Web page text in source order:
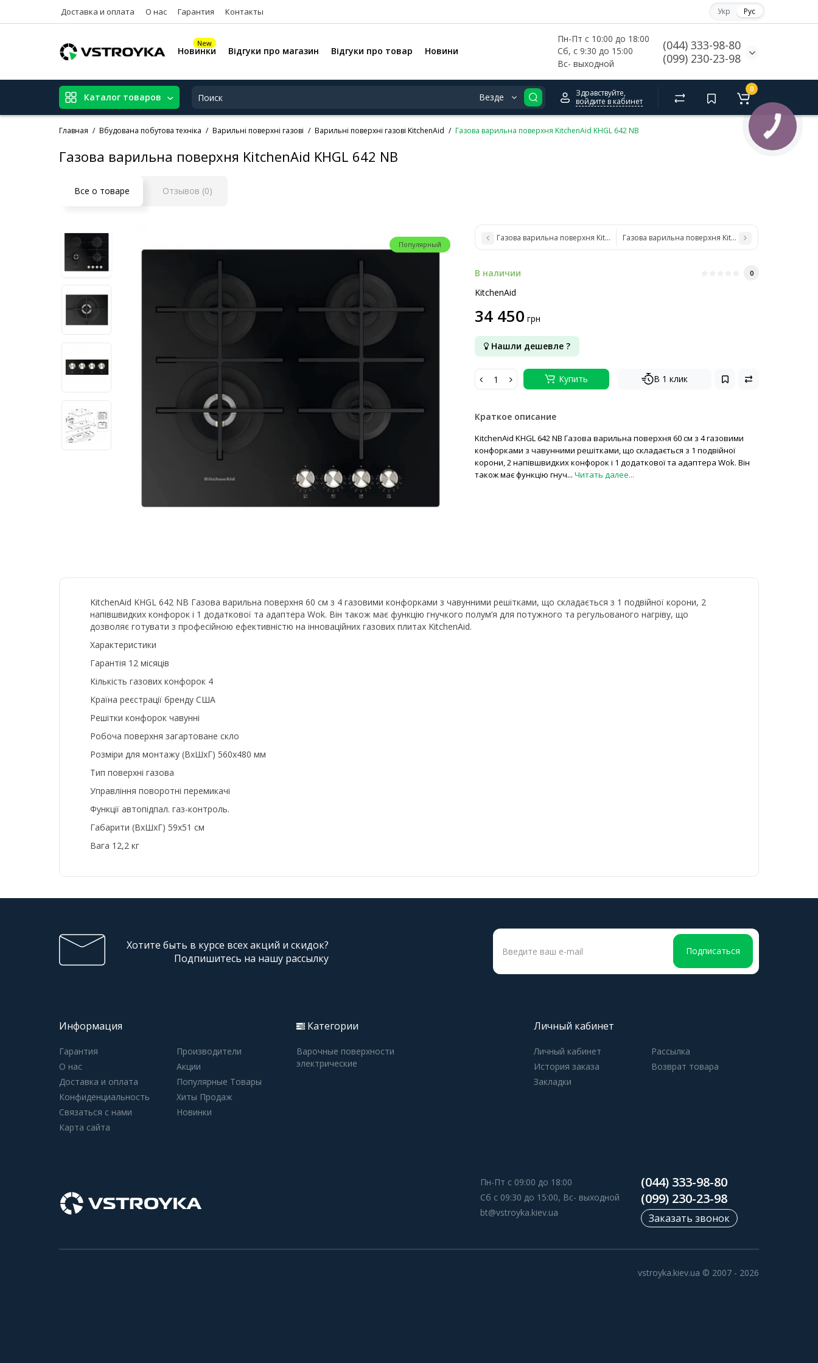
Доставка и оплата О нас Гарантия Контакты Укр Рус
Пн-Пт с 10:00 до 18:00
Сб, с 9:30 до 15:00
Вс- выходной
(044) 333-98-80
(099) 230-23-98
New
Новинки Відгуки про магазин Відгуки про товар Новини
Каталог товаров Везде
Здравствуйте,
войдите в кабинет
0
Главная Вбудована побутова техніка Варильні поверхні газові Варильні поверхні газові KitchenAid Газова варильна поверхня KitchenAid KHGL 642 NB
Газова варильна поверхня KitchenAid KHGL 642 NB
Все о товаре Отзывов (0)
Популярный
Газова варильна поверхня KitchenAid KHGL 742 NBГазова варильна поверхня KitchenAid KHWL 642
В наличии 0
KitchenAid
34 450 грн
Нашли дешевле ?
Купить В 1 клик
Краткое описание
KitchenAid KHGL 642 NB Газова варильна поверхня 60 см з 4 газовими
конфорками з чавунними решітками, що складається з 1 подвійної
корони, 2 напівшвидких конфорок і 1 додаткової та адаптера Wok. Він
також має функцію гнуч... Читать далее...
KitchenAid KHGL 642 NB Газова варильна поверхня 60 см з 4 газовими конфорками з чавунними решітками, що складається з 1 подвійної корони, 2
напівшвидких конфорок і 1 додаткової та адаптера Wok. Він також має функцію гнучкого полум’я для потужного та регульованого нагріву, що
дозволяє готувати з професійною ефективністю на інноваційних газових плитах KitchenAid.
Характеристики
Гарантія 12 місяців
Кількість газових конфорок 4
Країна реєстрації бренду США
Решітки конфорок чавунні
Робоча поверхня загартоване скло
Розміри для монтажу (ВхШхГ) 560х480 мм
Тип поверхні газова
Управління поворотні перемикачі
Функції автопідпал. газ-контроль.
Габарити (ВхШхГ) 59x51 см
Вага 12,2 кг
Хотите быть в курсе всех акций и скидок?
Подпишитесь на нашу рассылку
Подписаться
Информация
Гарантия
О нас
Доставка и оплата
Конфиденциальность
Связаться с нами
Карта сайта
Производители
Акции
Популярные Товары
Хиты Продаж
Новинки
Категории
Варочные поверхности
электрические
Личный кабинет
Личный кабинет
История заказа
Закладки
Рассылка
Возврат товара
Пн-Пт с 09:00 до 18:00
Сб с 09:30 до 15:00, Вс- выходной
bt@vstroyka.kiev.ua
(044) 333-98-80
(099) 230-23-98
Заказать звонок
vstroyka.kiev.ua © 2007 - 2026